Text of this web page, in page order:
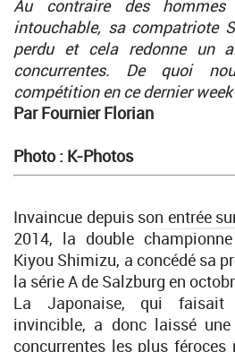
Au contraire des
intouchable, sa compatriote
perdu et cela redonne un
concurrentes. De quoi
compétition en ce dernier
Par Fournier Florian
Photo : K-Photos
Invaincue depuis son entrée
2014, la double
Kiyou Shimizu, a concédé sa
la série A de Salzburg en
La Japonaise, qui faisait
invincible, a donc laissé
concurrentes les plus féroces